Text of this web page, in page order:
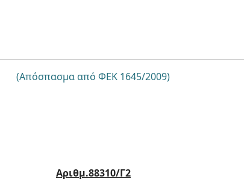
(Απόσπασμα από ΦΕΚ 1645/2009)
Αριθμ.88310/Γ2